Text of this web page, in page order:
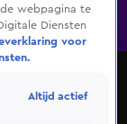
Bondgenoten
webpagina te
Diensten
voor
Altijd actief